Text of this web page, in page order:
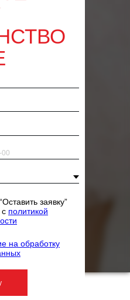
заявку”
политикой
на обработку
Детский фитнес